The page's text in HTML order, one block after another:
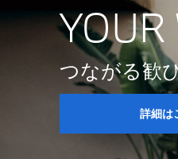
つながる歓
詳細は